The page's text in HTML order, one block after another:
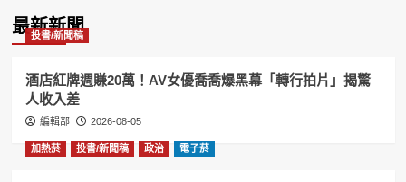
最新新聞
投書/新聞稿
酒店紅牌週賺20萬！AV女優喬喬爆黑幕「轉行拍片」揭驚
人收入差
編輯部 2026-08-05
加熱菸 投書/新聞稿 政治 電子菸